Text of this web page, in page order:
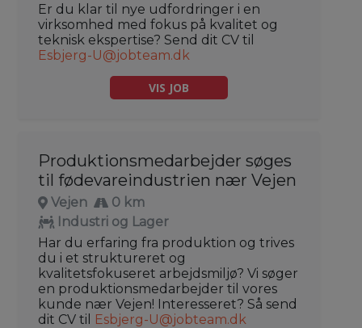
Er du klar til nye udfordringer i en
virksomhed med fokus på kvalitet og
teknisk ekspertise? Send dit CV til
Esbjerg-U@jobteam.dk
VIS JOB
Produktionsmedarbejder søges
til fødevareindustrien nær Vejen
Vejen
0 km
Industri og Lager
Har du erfaring fra produktion og trives
du i et struktureret og
kvalitetsfokuseret arbejdsmiljø? Vi søger
en produktionsmedarbejder til vores
kunde nær Vejen! Interesseret? Så send
dit CV til
Esbjerg-U@jobteam.dk